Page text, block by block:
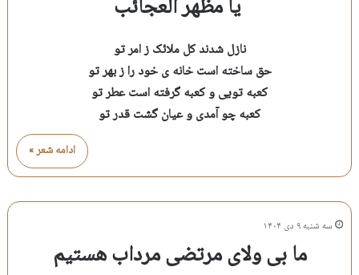
یا مظهر العجائب
نازل شدند کل ملائک ز امر تو
حق ساخته است خانه ی خود را ز بهر تو
کعبه تویی و کعبه گرفته است عطر تو
کعبه چو آمدی و عیان گشت قدر تو
ادامه شعر »
سه شنبه ۹ دی ۱۴۰۴
ما بی ولای مرتضی مرداب هستیم